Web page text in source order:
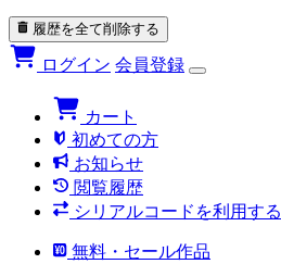
履歴を全て削除する
ログイン 会員登録
カート
初めての方
お知らせ
閲覧履歴
シリアルコードを利用する
無料・セール作品